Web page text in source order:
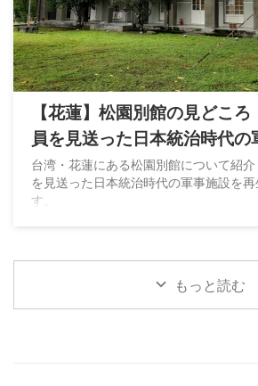
【花蓮】松園別館の見どこ
員を見送った日本統治時代の
生
台湾・花蓮にある松園別館について紹
を見送った日本統治時代の軍事施設を
す。
もっと読む